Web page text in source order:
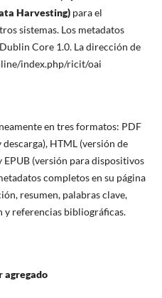
Harvesting)para el
sistemas. Los metadatos
Core 1.0. La dirección de
index.php/ricit/oai
en tres formatos: PDF
HTML (versión de
(versión para dispositivos
completos en su página
resumen, palabras clave,
y referencias bibliográficas.
agregado